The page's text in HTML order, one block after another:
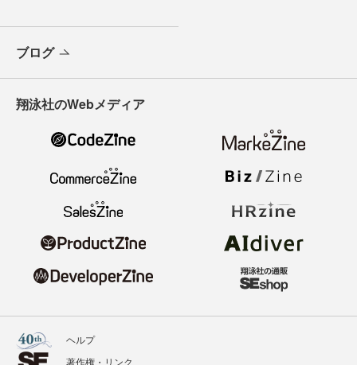
ブログ
翔泳社のWebメディア
ヘルプ
著作権・リンク